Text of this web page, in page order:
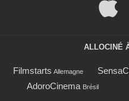
ALLOCINÉ
Filmstarts Allemagne
AdoroCinema Brésil